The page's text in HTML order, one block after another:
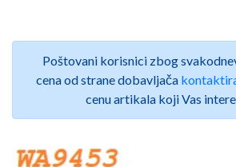
Poštovani korisnici zbog
cena od strane dobavljača
cenu artikala koji Vas